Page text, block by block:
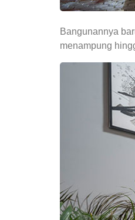
Bangunannya
menampung